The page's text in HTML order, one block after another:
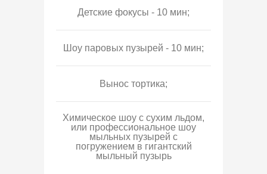
Детские фокусы - 10 мин;
Шоу паровых пузырей - 10 мин;
Вынос тортика;
Химическое шоу с сухим льдом,
или профессиональное шоу
мыльных пузырей с
погружением в гигантский
мыльный пузырь